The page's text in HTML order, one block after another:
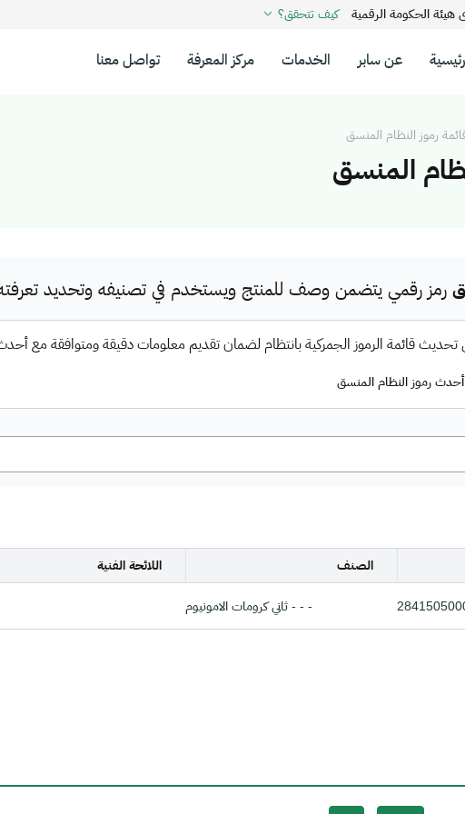
الحكومة الرقمية كيف تتحقق؟
عن سابر الخدمات مركز المعرفة تواصل معنا
رموز النظام المنسق
المنسق
رمز رقمي يتضمن وصف للمنتج ويستخدم في تصنيفه وتحديد تعرفته
قائمة الرموز الجمركية بانتظام لضمان تقديم معلومات دقيقة ومتوافقة مع
رموز النظام المنسق
الصنف اللائحة الفنية
- - - ثاني كرومات الامونيوم